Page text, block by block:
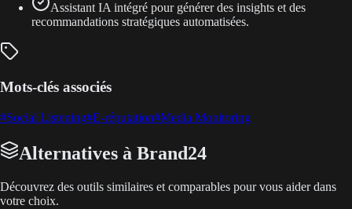
Assistant IA intégré pour générer des insights et des
recommandations stratégiques automatisées.
Mots-clés associés
#Social Listening#E-réputation#Media Monitoring
Alternatives à Brand24
Découvrez des outils similaires et comparables pour vous aider dans
votre choix.